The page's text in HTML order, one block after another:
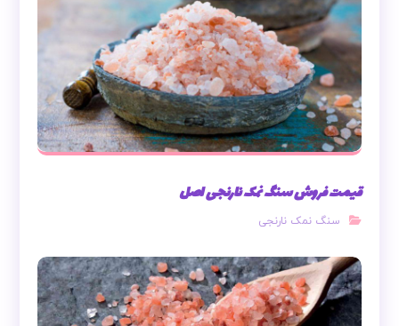
قیمت فروش سنگ نمک نارنجی اصل
سنگ نمک نارنجی